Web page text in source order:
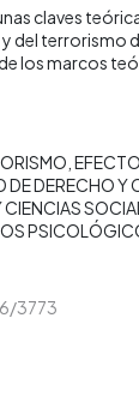
claves
del terrorismo
los marcos
DE DERECHO Y
CIENCIAS
3773